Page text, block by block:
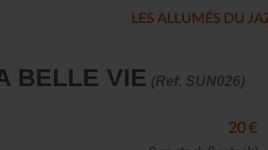
ALLUMÉS DU JAZZ FONT SALON, LE
BELLE VIE (Ref. SUN026)
20 €